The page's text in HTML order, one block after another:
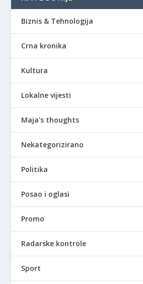
Biznis & Tehnologija
Crna kronika
Kultura
Lokalne vijesti
Maja's thoughts
Nekategorizirano
Politika
Posao i oglasi
Promo
Radarske kontrole
Sport